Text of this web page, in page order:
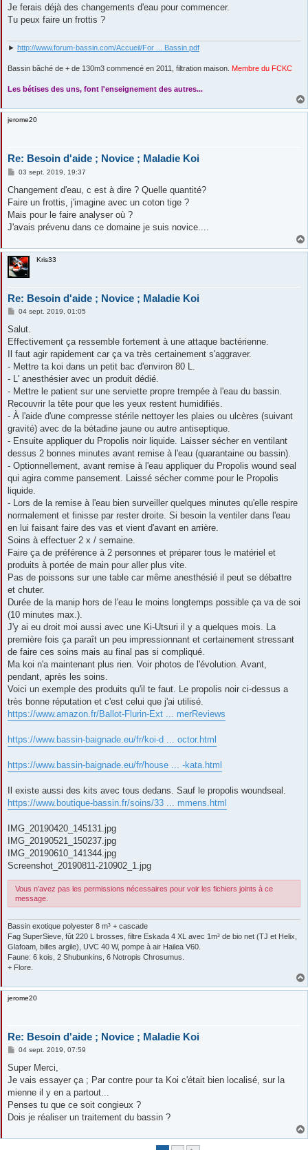
s
a
Je ferais déjà des changements d'eau pour commencer.
Tu peux faire un frottis ?
► http://www.forum-bassin.com/Accueil/For ... Bassin.pdf
Bassin bâché de + de 130m3 commencé en 2011, filtration maison. Membre du FCKC
Les bétises des uns, font l'enseignement des autres...
jerome20
Re: Besoin d'aide ; Novice ; Maladie Koi
M
s
a
g
03 sept. 2019, 19:37
Changement d'eau, c est à dire ? Quelle quantité?
Faire un frottis, j'imagine avec un coton tige ?
Mais pour le faire analyser où ?
J'avais prévenu dans ce domaine je suis novice....
Kris33
Re: Besoin d'aide ; Novice ; Maladie Koi
M
s
a
g
04 sept. 2019, 01:05
Salut.
Effectivement ça ressemble fortement à une attaque bactérienne.
Il faut agir rapidement car ça va très certainement s'aggraver.
- Mettre ta koi dans un petit bac d'environ 80 L.
- L' anesthésier avec un produit dédié.
- Mettre le patient sur une serviette propre trempée à l'eau du bassin.
Recouvrir la tête pour que les yeux restent humidifiés.
- À l'aide d'une compresse stérile nettoyer les plaies ou ulcères (suivant
gravité) avec de la bétadine jaune ou autre antiseptique.
- Ensuite appliquer du Propolis noir liquide. Laisser sécher en ventilant
dessus 2 bonnes minutes avant remise à l'eau (quarantaine ou bassin).
- Optionnellement, avant remise à l'eau appliquer du Propolis wound seal
qui agira comme pansement. Laissé sécher comme pour le Propolis
liquide.
- Lors de la remise à l'eau bien surveiller quelques minutes qu'elle respire
normalement et finisse par rester droite. Si besoin la ventiler dans l'eau
en lui faisant faire des vas et vient d'avant en arrière.
Soins à effectuer 2 x / semaine.
Faire ça de préférence à 2 personnes et préparer tous le matériel et
produits à portée de main pour aller plus vite.
Pas de poissons sur une table car même anesthésié il peut se débattre
et chuter.
Durée de la manip hors de l'eau le moins longtemps possible ça va de soi
(10 minutes max.).
J'y ai eu droit moi aussi avec une Ki-Utsuri il y a quelques mois. La
première fois ça paraît un peu impressionnant et certainement stressant
de faire ces soins mais au final pas si compliqué.
Ma koi n'a maintenant plus rien. Voir photos de l'évolution. Avant,
pendant, après les soins.
Voici un exemple des produits qu'il te faut. Le propolis noir ci-dessus a
très bonne réputation et c'est celui que j'ai utilisé.
https://www.amazon.fr/Ballot-Flurin-Ext ... merReviews
https://www.bassin-baignade.eu/fr/koi-d ... octor.html
https://www.bassin-baignade.eu/fr/house ... -kata.html
Il existe aussi des kits avec tous dedans. Sauf le propolis woundseal.
https://www.boutique-bassin.fr/soins/33 ... mmens.html
IMG_20190420_145131.jpg
IMG_20190521_150237.jpg
IMG_20190610_141344.jpg
Screenshot_20190811-210902_1.jpg
Vous n’avez pas les permissions nécessaires pour voir les fichiers joints à ce
message.
Bassin exotique polyester 8 m³ + cascade
Fag SuperSieve, fût 220 L brosses, filtre Eskada 4 XL avec 1m³ de bio net (TJ et Helix,
Glafoam, billes argile), UVC 40 W, pompe à air Hailea V60.
Faune: 6 kois, 2 Shubunkins, 6 Notropis Chrosumus.
+ Flore.
jerome20
Re: Besoin d'aide ; Novice ; Maladie Koi
M
s
s
a
g
04 sept. 2019, 07:59
Super Merci,
Je vais essayer ça ; Par contre pour ta Koi c'était bien localisé, sur la
mienne il y en a partout...
Penses tu que ce soit congieux ?
Dois je réaliser un traitement du bassin ?